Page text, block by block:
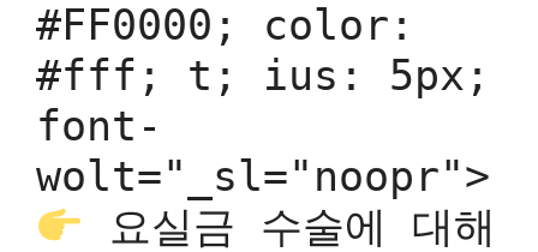
#FF0000; color:
#fff; t; ius: 5px;
font-
wolt="_sl="noopr">
요실금 수술에 대해